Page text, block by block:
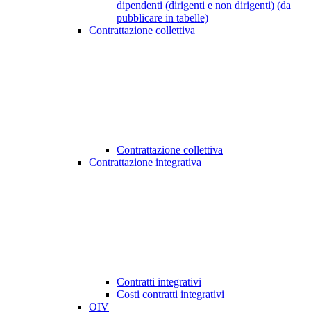
dipendenti (dirigenti e non dirigenti) (da
pubblicare in tabelle)
Contrattazione collettiva
Contrattazione collettiva
Contrattazione integrativa
Contratti integrativi
Costi contratti integrativi
OIV